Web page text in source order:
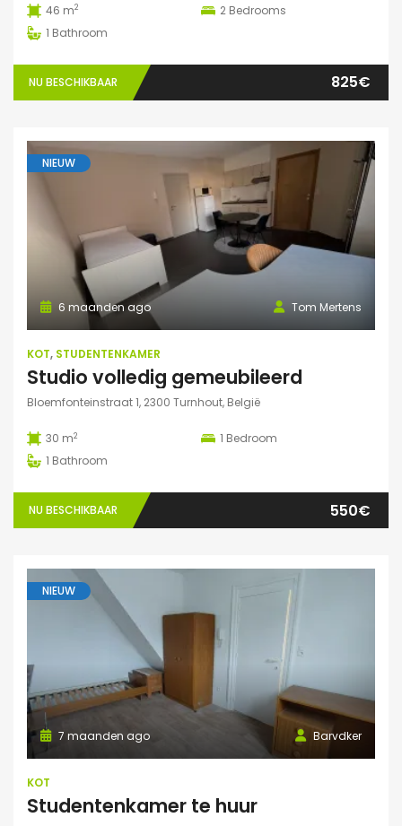
46 m2 2 Bedrooms
1 Bathroom
NU BESCHIKBAAR 825€
NIEUW
Tom Mertens
6 maanden ago
KOT, STUDENTENKAMER
Studio volledig gemeubileerd
Bloemfonteinstraat 1, 2300 Turnhout, België
30 m2 1 Bedroom
1 Bathroom
NU BESCHIKBAAR 550€
NIEUW
Barvdker
7 maanden ago
KOT
Studentenkamer te huur